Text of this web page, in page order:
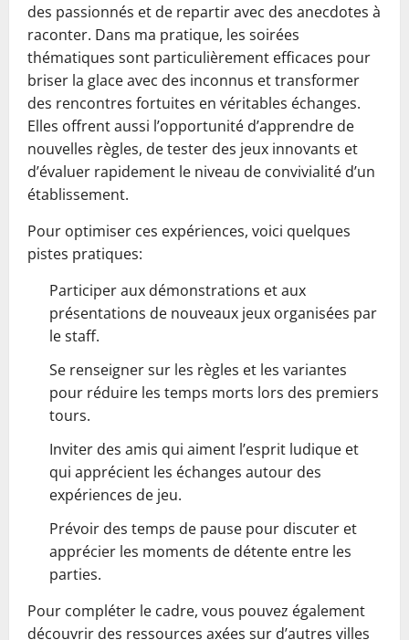
des passionnés et de repartir avec des anecdotes à
raconter. Dans ma pratique, les soirées
thématiques sont particulièrement efficaces pour
briser la glace avec des inconnus et transformer
des rencontres fortuites en véritables échanges.
Elles offrent aussi l’opportunité d’apprendre de
nouvelles règles, de tester des jeux innovants et
d’évaluer rapidement le niveau de convivialité d’un
établissement.
Pour optimiser ces expériences, voici quelques
pistes pratiques:
Participer aux démonstrations et aux
présentations de nouveaux jeux organisées par
le staff.
Se renseigner sur les règles et les variantes
pour réduire les temps morts lors des premiers
tours.
Inviter des amis qui aiment l’esprit ludique et
qui apprécient les échanges autour des
expériences de jeu.
Prévoir des temps de pause pour discuter et
apprécier les moments de détente entre les
parties.
Pour compléter le cadre, vous pouvez également
découvrir des ressources axées sur d’autres villes